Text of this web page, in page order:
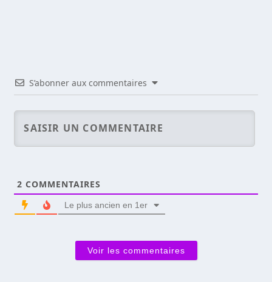
S’abonner aux commentaires
2 COMMENTAIRES
Le plus ancien en 1er
Voir les commentaires